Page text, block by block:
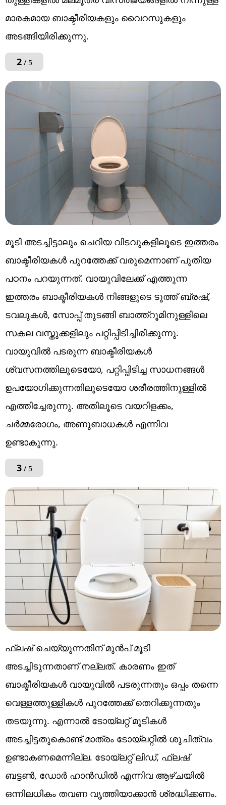
മാരകമായ ബാക്ടീരിയകളും വൈറസുകളും
അടങ്ങിയിരിക്കുന്നു.
2/ 5
മൂടി അടച്ചിട്ടാലും ചെറിയ വിടവുകളിലൂടെ ഇത്തരം
ബാക്ടീരിയകൾ പുറത്തേക്ക് വരുമെന്നാണ് പുതിയ
പഠനം പറയുന്നത്. വായുവിലേക്ക് എത്തുന്ന
ഇത്തരം ബാക്ടീരിയകൾ നിങ്ങളുടെ ടൂത്ത് ബ്രഷ്,
ടവലുകൾ, സോപ്പ് തുടങ്ങി ബാത്ത്റൂമിനുള്ളിലെ
സകല വസ്തുക്കളിലും പറ്റിപ്പിടിച്ചിരിക്കുന്നു.
വായുവിൽ പടരുന്ന ബാക്ടീരിയകൾ
ശ്വസനത്തിലൂടെയോ, പറ്റിപ്പിടിച്ച സാധനങ്ങൾ
ഉപയോഗിക്കുന്നതിലൂടെയോ ശരീരത്തിനുള്ളിൽ
എത്തിച്ചേരുന്നു. അതിലൂടെ വയറിളക്കം,
ചർമ്മരോഗം, അണുബാധകൾ എന്നിവ
ഉണ്ടാകുന്നു.
3/ 5
ഫ്ലഷ് ചെയ്യുന്നതിന് മുൻപ് മൂടി
അടച്ചിടുന്നതാണ് നല്ലത്. കാരണം ഇത്
ബാക്ടീരിയകൾ വായുവിൽ പടരുന്നതും ഒപ്പം തന്നെ
വെള്ളത്തുള്ളികൾ പുറത്തേക്ക് തെറിക്കുന്നതും
തടയുന്നു. എന്നാൽ ടോയ്‌ലറ്റ് മൂടികൾ
അടച്ചിട്ടതുകൊണ്ട് മാത്രം ടോയ്‌ലറ്റിൽ ശുചിത്വം
ഉണ്ടാകണമെന്നില്ല. ടോയ്‌ലറ്റ് ലിഡ്, ഫ്ലഷ്
ബട്ടൺ, ഡോർ ഹാൻഡിൽ എന്നിവ ആഴ്ചയിൽ
ഒന്നിലധികം തവണ വൃത്തിയാക്കാൻ ശ്രദ്ധിക്കണം.